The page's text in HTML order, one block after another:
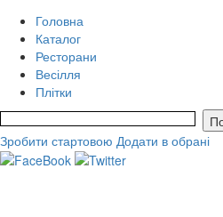
Головна
Каталог
Ресторани
Весілля
Плітки
Зробити стартовою Додати в обрані